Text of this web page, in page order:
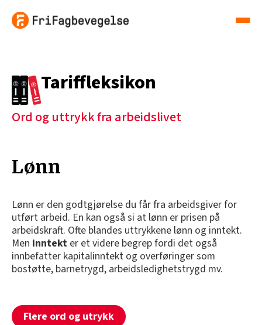
Tariffleksikon
Ord og uttrykk fra arbeidslivet
Lønn
Lønn er den godtgjørelse du får fra arbeidsgiver for
utført arbeid. En kan også si at lønn er prisen på
arbeidskraft. Ofte blandes uttrykkene lønn og inntekt.
Men inntekt er et videre begrep fordi det også
innbefatter kapitalinntekt og overføringer som
bostøtte, barnetrygd, arbeidsledighetstrygd mv.
Flere ord og utrykk